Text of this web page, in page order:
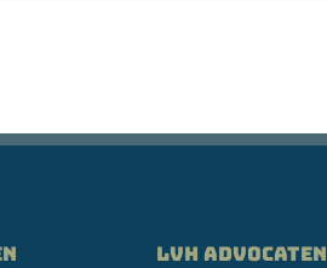
LVH Advocaten